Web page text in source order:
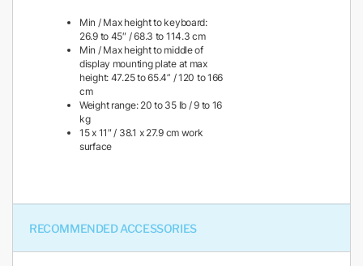
Min / Max height to keyboard:
26.9 to 45″ / 68.3 to 114.3 cm
Min / Max height to middle of
display mounting plate at max
height:47.25 to 65.4” / 120 to 166
cm
Weight range: 20 to 35 lb / 9 to 16
kg
15 x 11″ / 38.1 x 27.9 cm work
surface
RECOMMENDED ACCESSORIES